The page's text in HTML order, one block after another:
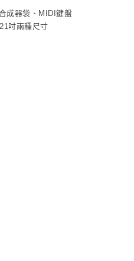
成器袋、MIDI鍵盤
吋兩種尺寸